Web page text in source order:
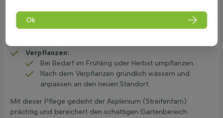
Teilen:
Verpflanzen:
Bei Bedarf im Frühling oder Herbst umpflanzen.
Nach dem Verpflanzen gründlich wässern und
anpassen an den neuen Standort.
Mit dieser Pflege gedeiht der Asplenium (Streifenfarn)
prächtig und bereichert den schattigen Gartenbereich.
Ok